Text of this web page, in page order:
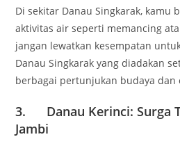
Di sekitar Danau Singkarak, kamu
aktivitas air seperti memancing
jangan lewatkan kesempatan
Danau Singkarak yang diadakan
berbagai pertunjukan budaya dan
3. Danau Kerinci: Surga
Jambi